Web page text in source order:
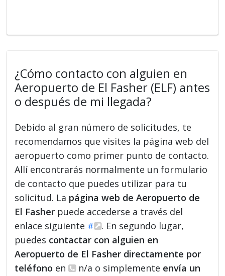
¿Cómo contacto con alguien en
Aeropuerto de El Fasher (ELF) antes
o después de mi llegada?
Debido al gran número de solicitudes, te
recomendamos que visites la página web del
aeropuerto como primer punto de contacto.
Allí encontrarás normalmente un formulario
de contacto que puedes utilizar para tu
solicitud. La página web de Aeropuerto de
El Fasher puede accederse a través del
enlace siguiente #
. En segundo lugar,
puedes contactar con alguien en
Aeropuerto de El Fasher directamente por
teléfono en n/a o simplemente envía un